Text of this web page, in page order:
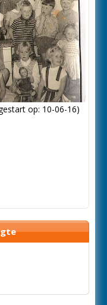
op: 10-06-16)